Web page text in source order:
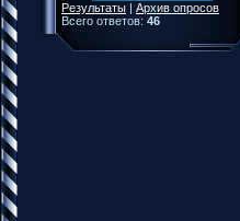
Результаты | Архив опросов
Всего ответов: 46